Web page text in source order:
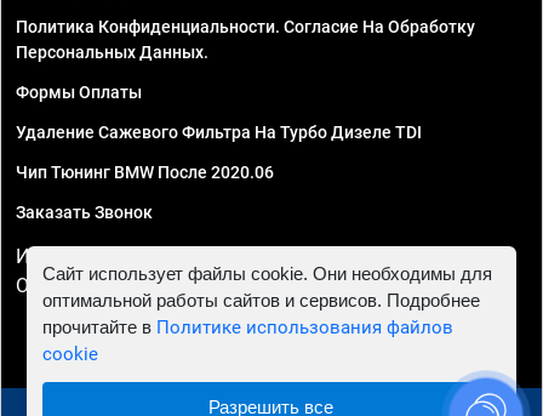
Политика Конфиденциальности. Согласие На Обработку
Персональных Данных.
Формы Оплаты
Удаление Сажевого Фильтра На Турбо Дизеле TDI
Чип Тюнинг BMW После 2020.06
Заказать Звонок
ИП Смирнов Георгий Павлович. ИНН 781302555843,
ОГРНИП 324470400032610
Сайт использует файлы cookie. Они необходимы для
оптимальной работы сайтов и сервисов. Подробнее
прочитайте в Политике использования файлов
cookie
Разрешить все